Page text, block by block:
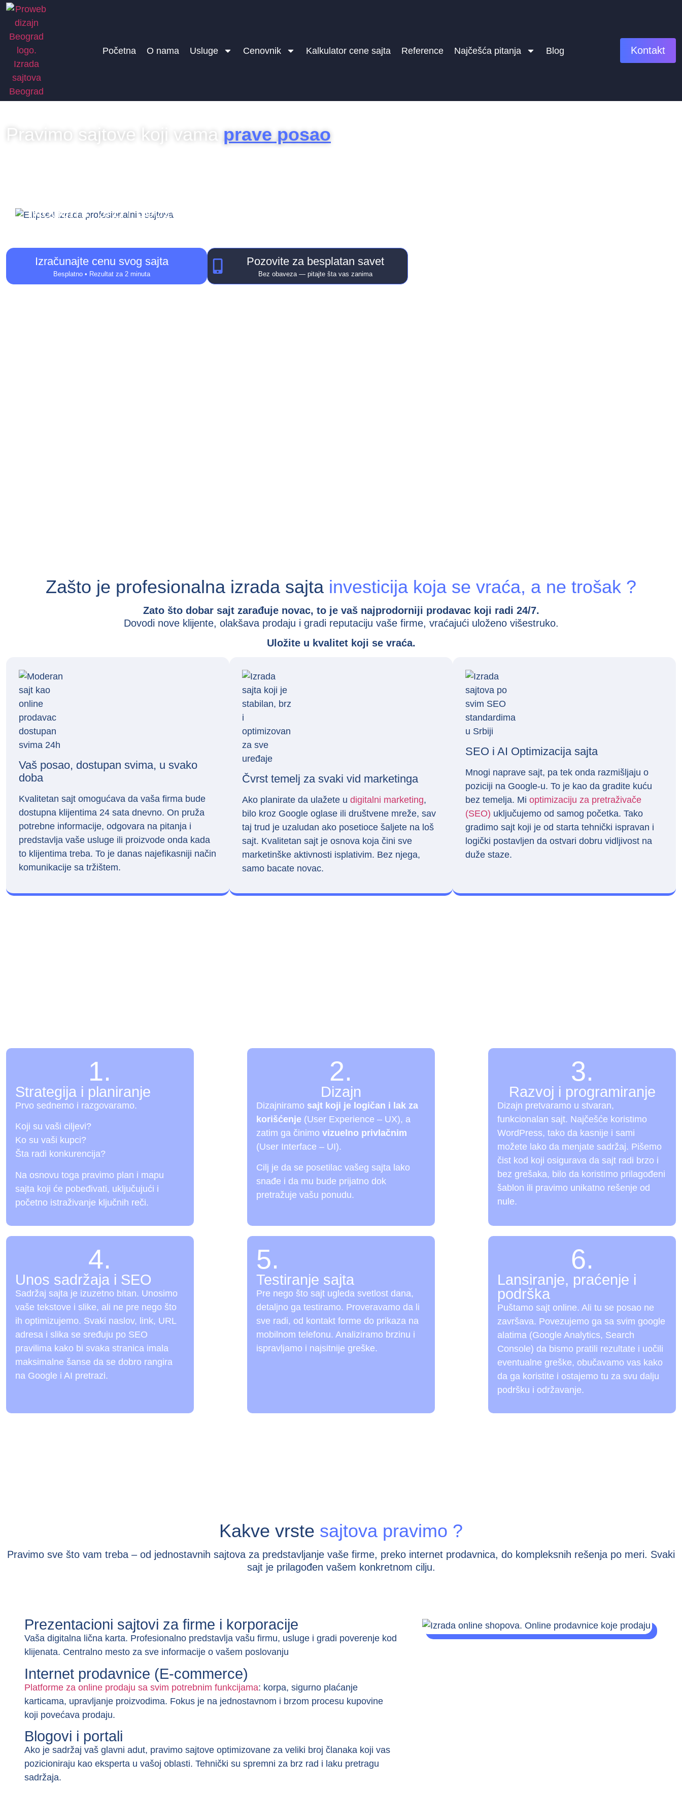
Početna O nama Usluge Cenovnik Kalkulator cene sajta Reference Najčešća pitanja Blog Kontakt
Pravimo sajtove koji vama prave posao
Moderni, brzi i pouzdani web sajtovi za vaš posao i brend
Izračunajte cenu svog sajta
Besplatno • Rezultat za 2 minuta
Pozovite za besplatan savet
Bez obaveza — pitajte šta vas zanima
Zašto je profesionalna izrada sajta investicija koja se vraća, a ne trošak ?
Zato što dobar sajt zarađuje novac, to je vaš najprodorniji prodavac koji radi 24/7.
Dovodi nove klijente, olakšava prodaju i gradi reputaciju vaše firme, vraćajući uloženo višestruko.
Uložite u kvalitet koji se vraća.
Vaš posao, dostupan svima, u svako
doba
Kvalitetan sajt omogućava da vaša firma bude
dostupna klijentima 24 sata dnevno. On pruža
potrebne informacije, odgovara na pitanja i
predstavlja vaše usluge ili proizvode onda kada
to klijentima treba. To je danas najefikasniji način
komunikacije sa tržištem.
Čvrst temelj za svaki vid marketinga
Ako planirate da ulažete u digitalni marketing,
bilo kroz Google oglase ili društvene mreže, sav
taj trud je uzaludan ako posetioce šaljete na loš
sajt. Kvalitetan sajt je osnova koja čini sve
marketinške aktivnosti isplativim. Bez njega,
samo bacate novac.
SEO i AI Optimizacija sajta
Mnogi naprave sajt, pa tek onda razmišljaju o
poziciji na Google-u. To je kao da gradite kuću
bez temelja. Mi optimizaciju za pretraživače
(SEO) uključujemo od samog početka. Tako
gradimo sajt koji je od starta tehnički ispravan i
logički postavljen da ostvari dobru vidljivost na
duže staze.
1.
Strategija i planiranje
Prvo sednemo i razgovaramo.
Koji su vaši ciljevi?
Ko su vaši kupci?
Šta radi konkurencija?
Na osnovu toga pravimo plan i mapu
sajta koji će pobeđivati, uključujući i
početno istraživanje ključnih reči.
2.
Dizajn
Dizajniramo sajt koji je logičan i lak za
korišćenje (User Experience – UX), a
zatim ga činimovizuelno privlačnim
(User Interface – UI).
Cilj je da se posetilac vašeg sajta lako
snađe i da mu bude prijatno dok
pretražuje vašu ponudu.
3.
Razvoj i programiranje
Dizajn pretvaramo u stvaran,
funkcionalan sajt. Najčešće koristimo
WordPress, tako da kasnije i sami
možete lako da menjate sadržaj. Pišemo
čist kod koji osigurava da sajt radi brzo i
bez grešaka, bilo da koristimo prilagođeni
šablon ili pravimo unikatno rešenje od
nule.
4.
Unos sadržaja i SEO
Sadržaj sajta je izuzetno bitan. Unosimo
vaše tekstove i slike, ali ne pre nego što
ih optimizujemo. Svaki naslov, link, URL
adresa i slika se sređuju po SEO
pravilima kako bi svaka stranica imala
maksimalne šanse da se dobro rangira
na Google i AI pretrazi.
5.
Testiranje sajta
Pre nego što sajt ugleda svetlost dana,
detaljno ga testiramo. Proveravamo da li
sve radi, od kontakt forme do prikaza na
mobilnom telefonu. Analiziramo brzinu i
ispravljamo i najsitnije greške.
6.
Lansiranje, praćenje i
podrška
Puštamo sajt online. Ali tu se posao ne
završava. Povezujemo ga sa svim google
alatima (Google Analytics, Search
Console) da bismo pratili rezultate i uočili
eventualne greške, obučavamo vas kako
da ga koristite i ostajemo tu za svu dalju
podršku i održavanje.
Kakve vrste sajtova pravimo ?
Pravimo sve što vam treba – od jednostavnih sajtova za predstavljanje vaše firme, preko internet prodavnica, do kompleksnih rešenja po meri. Svaki
sajt je prilagođen vašem konkretnom cilju.
Prezentacioni sajtovi za firme i korporacije
Vaša digitalna lična karta. Profesionalno predstavlja vašu firmu, usluge i gradi poverenje kod
klijenata. Centralno mesto za sve informacije o vašem poslovanju
Internet prodavnice (E-commerce)
Platforme za online prodaju sa svim potrebnim funkcijama: korpa, sigurno plaćanje
karticama, upravljanje proizvodima. Fokus je na jednostavnom i brzom procesu kupovine
koji povećava prodaju.
Blogovi i portali
Ako je sadržaj vaš glavni adut, pravimo sajtove optimizovane za veliki broj članaka koji vas
pozicioniraju kao eksperta u vašoj oblasti. Tehnički su spremni za brz rad i laku pretragu
sadržaja.